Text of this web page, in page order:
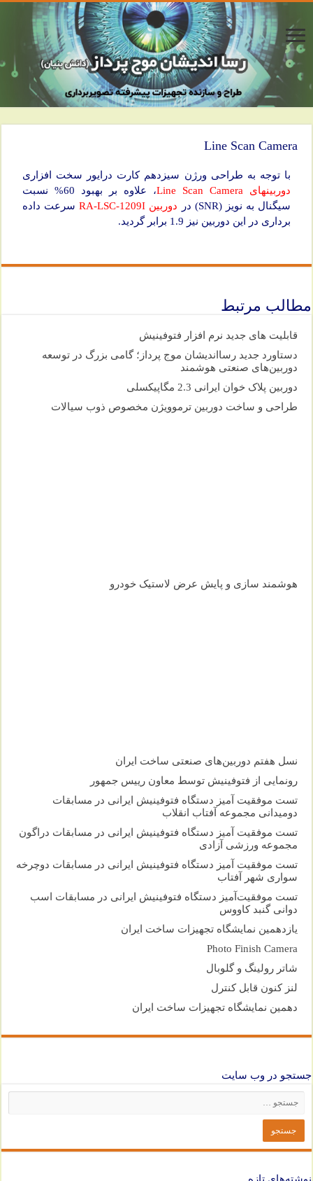
Line Scan Camera
با توجه به طراحی ورژن سیزدهم کارت درایور سخت افزاری
دوربینهای Line Scan Camera
، علاوه بر بهبود 60% نسبت
سیگنال به نویز (SNR) در
دوربین RA-LSC-1209I
سرعت داده
برداری در این دوربین نیز 1.9 برابر گردید.
مطالب مرتبط
قابلیت های جدید نرم افزار فتوفینیش
دستاورد جدید رسااندیشان موج پرداز؛ گامی بزرگ در توسعه
دوربین‌های صنعتی هوشمند
دوربین پلاک خوان ایرانی 2.3 مگاپیکسلی
طراحی و ساخت دوربین ترموویژن مخصوص ذوب سیالات
هوشمند سازی و پایش عرض لاستیک خودرو
نسل هفتم دوربین‌های صنعتی ساخت ایران
رونمایی از فتوفینیش توسط معاون رییس جمهور
تست موفقیت آمیز دستگاه فتوفینیش ایرانی در مسابقات
دومیدانی مجموعه آفتاب انقلاب
تست موفقیت آمیز دستگاه فتوفینیش ایرانی در مسابقات دراگون
مجموعه ورزشی آزادی
تست موفقیت آمیز دستگاه فتوفینیش ایرانی در مسابقات دوچرخه
سواری شهر آفتاب
تست موفقیت‌آمیز دستگاه فتوفینیش ایرانی در مسابقات اسب
دوانی گنبد کاووس
یازدهمین نمایشگاه تجهیزات ساخت ایران
Photo Finish Camera
شاتر رولینگ و گلوبال
لنز کنون قابل کنترل
دهمین نمایشگاه تجهیزات ساخت ایران
جستجو در وب سایت